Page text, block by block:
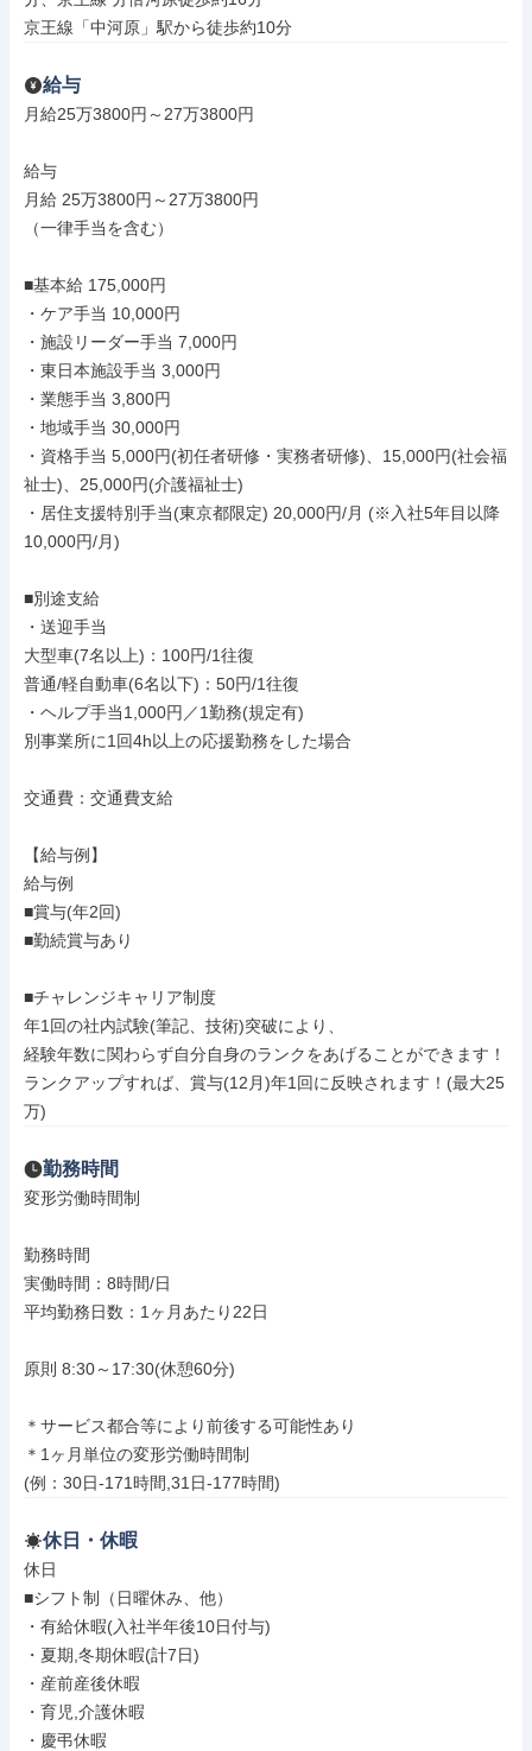
京王線「中河原」駅から徒歩約10分
給与
月給25万3800円～27万3800円
給与
月給 25万3800円～27万3800円
（一律手当を含む）
■基本給 175,000円
・ケア手当 10,000円
・施設リーダー手当 7,000円
・東日本施設手当 3,000円
・業態手当 3,800円
・地域手当 30,000円
・資格手当 5,000円(初任者研修・実務者研修)、15,000円(社会福
祉士)、25,000円(介護福祉士)
・居住支援特別手当(東京都限定) 20,000円/月 (※入社5年目以降
10,000円/月)
■別途支給
・送迎手当
大型車(7名以上)：100円/1往復
普通/軽自動車(6名以下)：50円/1往復
・ヘルプ手当1,000円／1勤務(規定有)
別事業所に1回4h以上の応援勤務をした場合
交通費：交通費支給
【給与例】
給与例
■賞与(年2回)
■勤続賞与あり
■チャレンジキャリア制度
年1回の社内試験(筆記、技術)突破により、
経験年数に関わらず自分自身のランクをあげることができます！
ランクアップすれば、賞与(12月)年1回に反映されます！(最大25
万)
勤務時間
変形労働時間制
勤務時間
実働時間：8時間/日
平均勤務日数：1ヶ月あたり22日
原則 8:30～17:30(休憩60分)
＊サービス都合等により前後する可能性あり
＊1ヶ月単位の変形労働時間制
(例：30日-171時間,31日-177時間)
休日・休暇
休日
■シフト制（日曜休み、他）
・有給休暇(入社半年後10日付与)
・夏期,冬期休暇(計7日)
・産前産後休暇
・育児,介護休暇
・慶弔休暇